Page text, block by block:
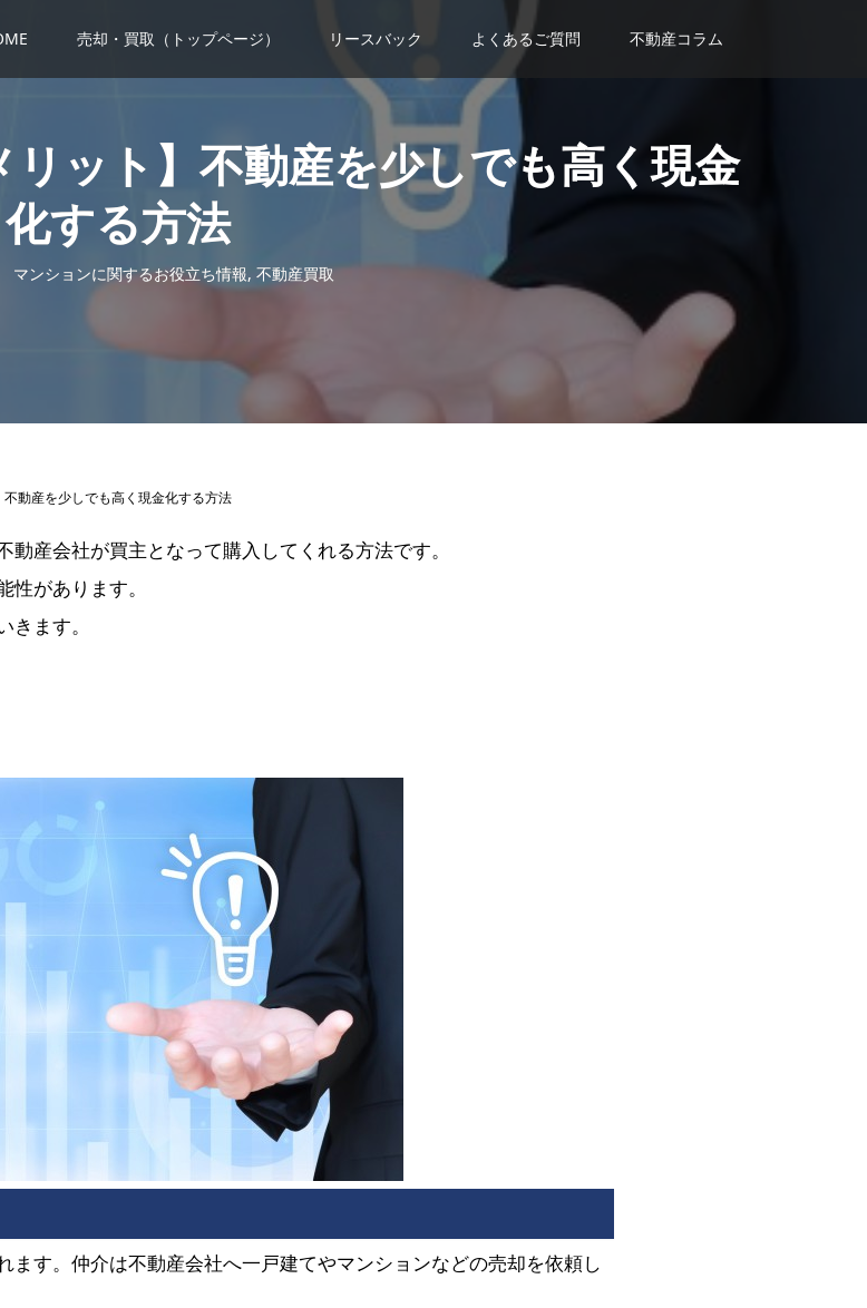
売却・買取（トップページ） リースバック よくあるご質問 不動産コラム
リット】不動産を少しでも高く現金
化する方法
マンションに関するお役立ち情報, 不動産買取
不動産を少しでも高く現金化する方法
産会社が買主となって購入してくれる方法です。
があります。
ます。
す。仲介は不動産会社へ一戸建てやマンションなどの売却を依頼し